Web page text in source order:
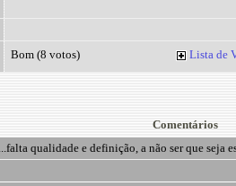
Bom (8 votos) Lista de
Comentários
qualidade e definição, a não ser que seja